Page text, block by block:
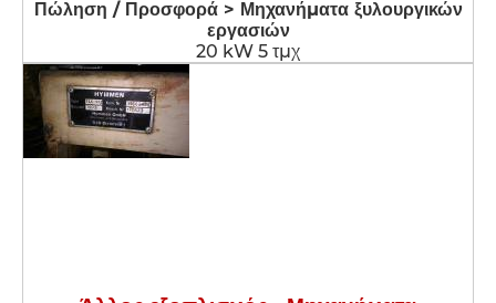
Πώληση / Προσφορά > Μηχανήματα ξυλουργικών
εργασιών
20 kW 5 τμχ